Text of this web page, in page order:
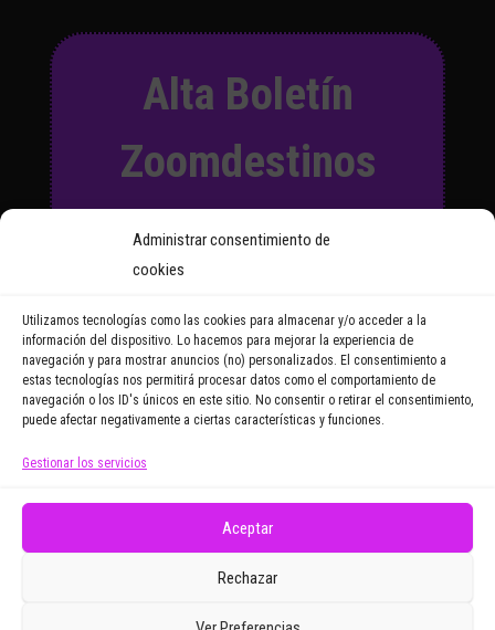
Administrar consentimiento de
cookies
Utilizamos tecnologías como las cookies para almacenar y/o acceder a la
información del dispositivo. Lo hacemos para mejorar la experiencia de
navegación y para mostrar anuncios (no) personalizados. El consentimiento a
estas tecnologías nos permitirá procesar datos como el comportamiento de
navegación o los ID's únicos en este sitio. No consentir o retirar el consentimiento,
puede afectar negativamente a ciertas características y funciones.
Gestionar los servicios
Aceptar
Rechazar
Alta Boletín
Zoomdestinos
y recibirás regularmente las
noticias y reportajes que
Email Address
electrónicos promocionales de Zoomdestinos.es